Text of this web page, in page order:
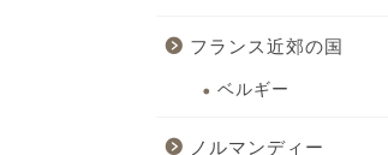
フランス近郊の国
ベルギー
ノルマンディー